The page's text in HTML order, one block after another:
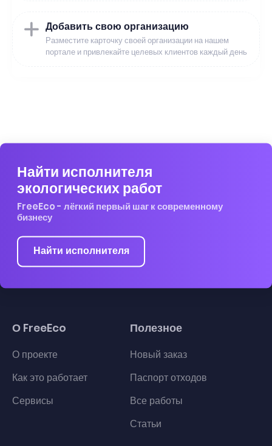
Добавить свою организацию
Разместите карточку своей организации на нашем
портале и привлекайте целевых клиентов каждый день
Найти исполнителя
экологических работ
FreeEco - лёгкий первый шаг к современному
бизнесу
Найти исполнителя
О FreeEco
О проекте
Как это работает
Сервисы
Полезное
Новый заказ
Паспорт отходов
Все работы
Статьи